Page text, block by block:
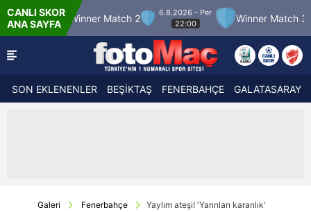
CANLI SKOR
ANA SAYFA
Winner Match 2
6.8.2026 - Per
22:00
Winner Match 3
SON EKLENENLER BEŞİKTAŞ FENERBAHÇE GALATASARAY
Galeri Fenerbahçe Yaylım ateşi! 'Yarınları karanlık'